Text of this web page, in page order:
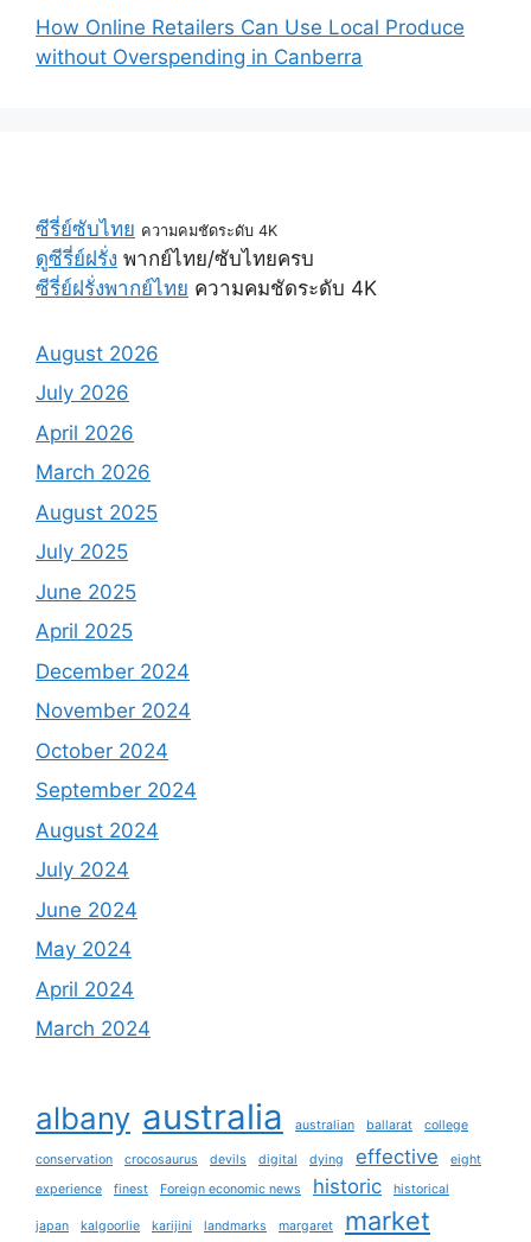
How Online Retailers Can Use Local Produce
without Overspending in Canberra
ซีรี่ย์ซับไทย ความคมชัดระดับ 4K
ดูซีรี่ย์ฝรั่ง พากย์ไทย/ซับไทยครบ
ซีรี่ย์ฝรั่งพากย์ไทย ความคมชัดระดับ 4K
August 2026
July 2026
April 2026
March 2026
August 2025
July 2025
June 2025
April 2025
December 2024
November 2024
October 2024
September 2024
August 2024
July 2024
June 2024
May 2024
April 2024
March 2024
albany australia australian ballarat college
conservation crocosaurus devils digital dying effective
eight
experience
finest Foreign economic news historic historical
japan kalgoorlie karijini landmarks margaret market